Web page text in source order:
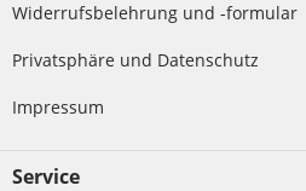
Widerrufsbelehrung und -formular
Privatsphäre und Datenschutz
Impressum
Service